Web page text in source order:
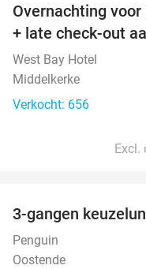
Overnachting
+ late check-out
West Bay Hotel
Middelkerke
Verkocht: 656
Excl.
3-gangen
Penguin
Oostende